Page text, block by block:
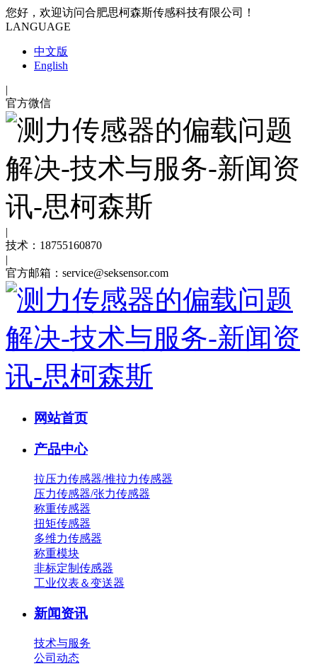
您好，欢迎访问合肥思柯森斯传感科技有限公司！
LANGUAGE
中文版
English
|
官方微信
|
技术：18755160870
|
官方邮箱：service@seksensor.com
网站首页
产品中心
拉压力传感器/推拉力传感器
压力传感器/张力传感器
称重传感器
扭矩传感器
多维力传感器
称重模块
非标定制传感器
工业仪表＆变送器
新闻资讯
技术与服务
公司动态